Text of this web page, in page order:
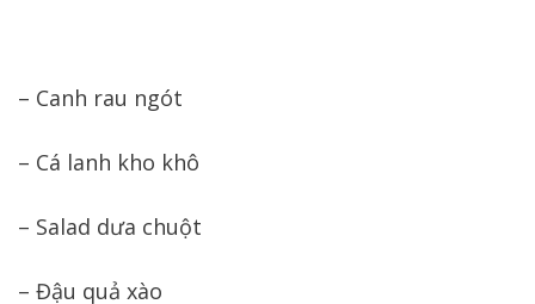
– Canh rau ngót
– Cá lanh kho khô
– Salad dưa chuột
– Đậu quả xào